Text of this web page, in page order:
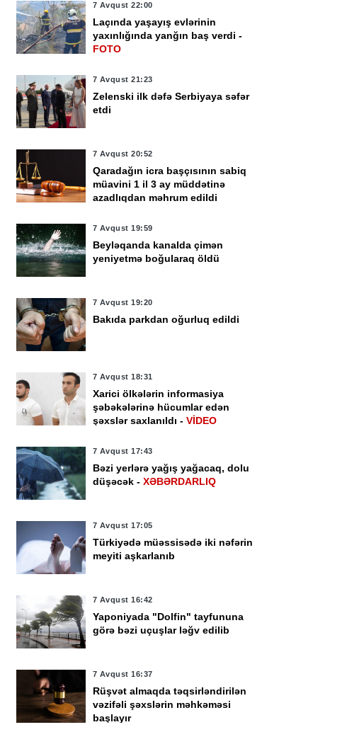
7 Avqust 22:00
Laçında yaşayış evlərinin
yaxınlığında yanğın baş verdi -
FOTO
7 Avqust 21:23
Zelenski ilk dəfə Serbiyaya səfər
etdi
7 Avqust 20:52
Qaradağın icra başçısının sabiq
müavini 1 il 3 ay müddətinə
azadlıqdan məhrum edildi
7 Avqust 19:59
Beyləqanda kanalda çimən
yeniyetmə boğularaq öldü
7 Avqust 19:20
Bakıda parkdan oğurluq edildi
7 Avqust 18:31
Xarici ölkələrin informasiya
şəbəkələrinə hücumlar edən
şəxslər saxlanıldı - VİDEO
7 Avqust 17:43
Bəzi yerlərə yağış yağacaq, dolu
düşəcək - XƏBƏRDARLIQ
7 Avqust 17:05
Türkiyədə müəssisədə iki nəfərin
meyiti aşkarlanıb
7 Avqust 16:42
Yaponiyada "Dolfin" tayfununa
görə bəzi uçuşlar ləğv edilib
7 Avqust 16:37
Rüşvət almaqda təqsirləndirilən
vəzifəli şəxslərin məhkəməsi
başlayır